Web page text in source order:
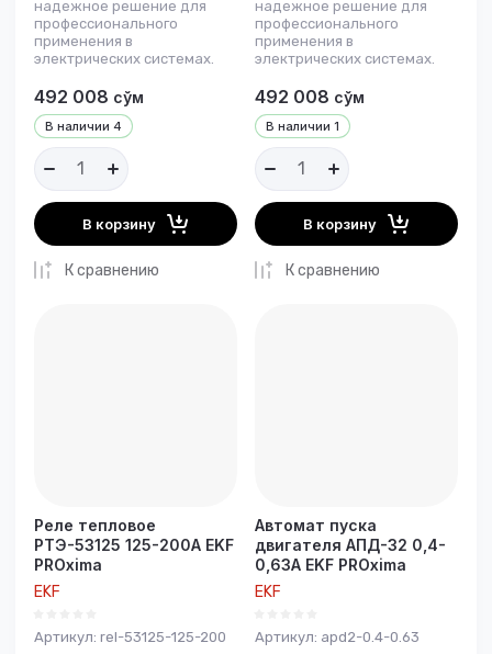
надежное решение для
профессионального
применения в
электрических системах.
В наличии 4
492 008 сўм
В корзину
К сравнению
надежное решение для
профессионального
применения в
электрических системах.
В наличии 1
492 008 сўм
В корзину
К сравнению
Реле тепловое
РТЭ-53125 125-200А EKF
PROxima
EKF
Артикул: rel-53125-125-200
Автомат пуска
двигателя АПД-32 0,4-
0,63А EKF PROxima
EKF
Артикул: apd2-0.4-0.63